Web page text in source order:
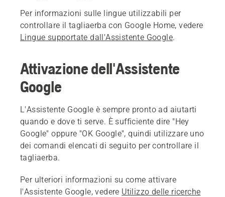
Per informazioni sulle lingue utilizzabili per
controllare il tagliaerba con Google Home, vedere
Lingue supportate dall'Assistente Google.
Attivazione dell'Assistente
Google
L'Assistente Google è sempre pronto ad aiutarti
quando e dove ti serve. È sufficiente dire "Hey
Google" oppure "OK Google", quindi utilizzare uno
dei comandi elencati di seguito per controllare il
tagliaerba.
Per ulteriori informazioni su come attivare
l'Assistente Google, vedere Utilizzo delle ricerche